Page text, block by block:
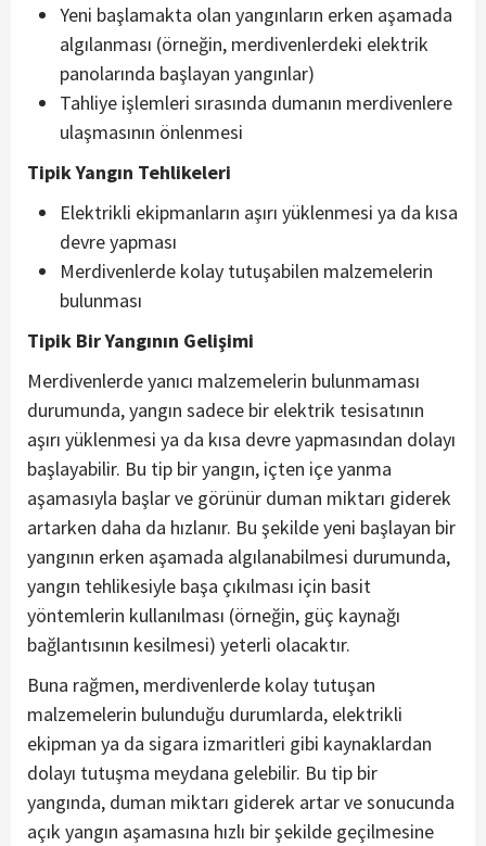
Yeni başlamakta olan yangınların erken aşamada
algılanması (örneğin, merdivenlerdeki elektrik
panolarında başlayan yangınlar)
Tahliye işlemleri sırasında dumanın merdivenlere
ulaşmasının önlenmesi
Tipik Yangın Tehlikeleri
Elektrikli ekipmanların aşırı yüklenmesi ya da kısa
devre yapması
Merdivenlerde kolay tutuşabilen malzemelerin
bulunması
Tipik Bir Yangının Gelişimi
Merdivenlerde yanıcı malzemelerin bulunmaması
durumunda, yangın sadece bir elektrik tesisatının
aşırı yüklenmesi ya da kısa devre yapmasından dolayı
başlayabilir. Bu tip bir yangın, içten içe yanma
aşamasıyla başlar ve görünür duman miktarı giderek
artarken daha da hızlanır. Bu şekilde yeni başlayan bir
yangının erken aşamada algılanabilmesi durumunda,
yangın tehlikesiyle başa çıkılması için basit
yöntemlerin kullanılması (örneğin, güç kaynağı
bağlantısının kesilmesi) yeterli olacaktır.
Buna rağmen, merdivenlerde kolay tutuşan
malzemelerin bulunduğu durumlarda, elektrikli
ekipman ya da sigara izmaritleri gibi kaynaklardan
dolayı tutuşma meydana gelebilir. Bu tip bir
yangında, duman miktarı giderek artar ve sonucunda
açık yangın aşamasına hızlı bir şekilde geçilmesine